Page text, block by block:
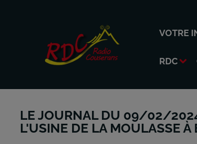
VOTRE
RDC
LE JOURNAL DU 09/02/
L'USINE DE LA MOULASSE À